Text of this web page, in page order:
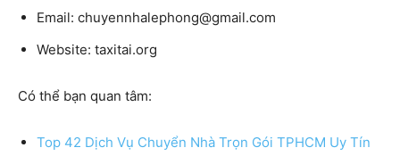
Email: chuyennhalephong@gmail.com
Website: taxitai.org
Có thể bạn quan tâm:
Top 42 Dịch Vụ Chuyển Nhà Trọn Gói TPHCM Uy Tín